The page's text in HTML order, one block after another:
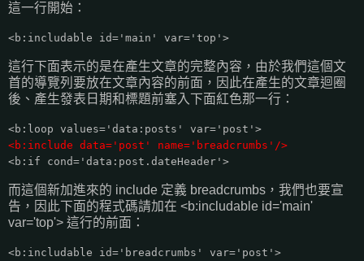
這一行開始：
<b:includable id='main' var='top'>
這行下面表示的是在產生文章的完整內容，由於我們這個文
首的導覽列要放在文章內容的前面，因此在產生的文章迴圈
後、產生發表日期和標題前塞入下面紅色那一行：
<b:loop values='data:posts' var='post'>
<b:include data='post' name='breadcrumbs'/>
<b:if cond='data:post.dateHeader'>
而這個新加進來的 include 定義 breadcrumbs，我們也要宣
告，因此下面的程式碼請加在 <b:includable id='main'
var='top'> 這行的前面：
<b:includable id='breadcrumbs' var='post'>